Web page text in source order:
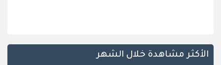
الأكثر مشاهدة خلال الشهر